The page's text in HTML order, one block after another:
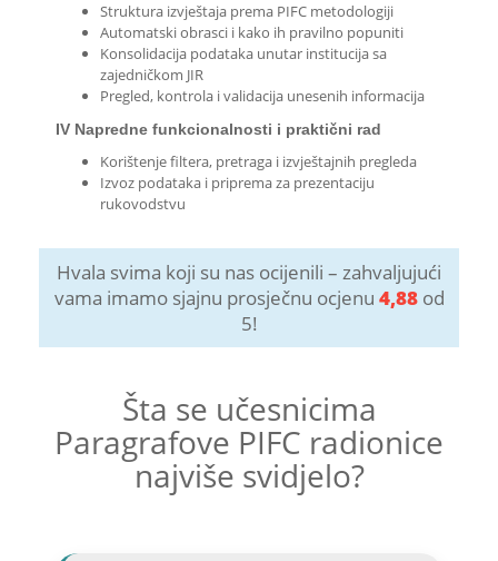
Struktura izvještaja prema PIFC metodologiji
Automatski obrasci i kako ih pravilno popuniti
Konsolidacija podataka unutar institucija sa
zajedničkom JIR
Pregled, kontrola i validacija unesenih informacija
IV Napredne funkcionalnosti i praktični rad
Korištenje filtera, pretraga i izvještajnih pregleda
Izvoz podataka i priprema za prezentaciju
rukovodstvu
Hvala svima koji su nas ocijenili – zahvaljujući
vama imamo sjajnu prosječnu ocjenu 4,88od
5!
Šta se učesnicima
Paragrafove PIFC radionice
najviše svidjelo?